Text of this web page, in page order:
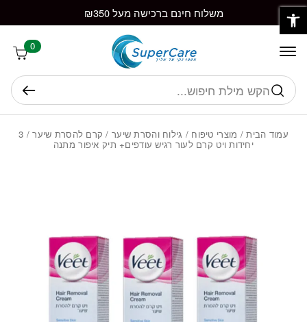
Skip to Content משלוח חינם ברכישה מעל ₪350
0
חיפוש
עמוד הבית/ מוצרי טיפוח / גילוח והסרת שיער/ קרם להסרת שיער / 3
יחידות ויט קרם לעור רגיש עודפים+ תיק איפור מתנה
בחזרה למעלה
פתח סרגל נגישות